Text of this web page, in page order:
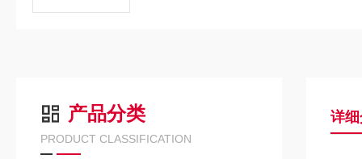
产品分类
PRODUCT CLASSIFICATION
详